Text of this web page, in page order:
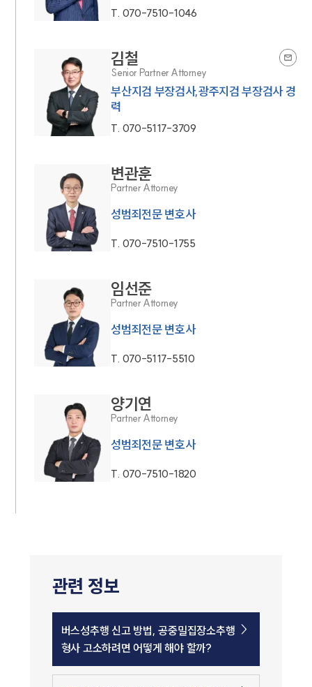
T. 070-7510-1046
김철
Senior Partner Attorney
부산지검 부장검사,광주지검 부장검사 경
력
T. 070-5117-3709
변관훈
Partner Attorney
성범죄전문 변호사
T. 070-7510-1755
임선준
Partner Attorney
성범죄전문 변호사
T. 070-5117-5510
양기연
Partner Attorney
성범죄전문 변호사
T. 070-7510-1820
관련 정보
버스성추행 신고 방법, 공중밀집장소추행
형사 고소하려면 어떻게 해야 할까?